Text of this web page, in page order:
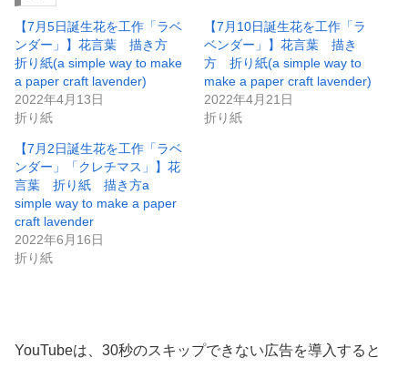
【7月5日誕生花を工作「ラベ
ンダー」】花言葉 描き方
折り紙(a simple way to make
a paper craft lavender)
2022年4月13日
折り紙
【7月10日誕生花を工作「ラ
ベンダー」】花言葉 描き
方 折り紙(a simple way to
make a paper craft lavender)
2022年4月21日
折り紙
【7月2日誕生花を工作「ラベ
ンダー」「クレチマス」】花
言葉 折り紙 描き方a
simple way to make a paper
craft lavender
2022年6月16日
折り紙
YouTubeは、30秒のスキップできない広告を導入すると